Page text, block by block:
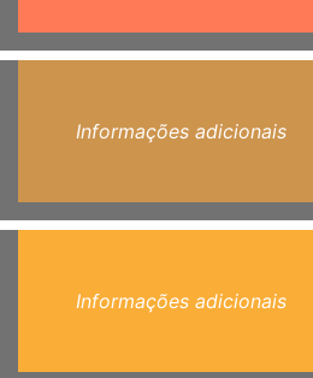
Informações adicionais
Informações adicionais